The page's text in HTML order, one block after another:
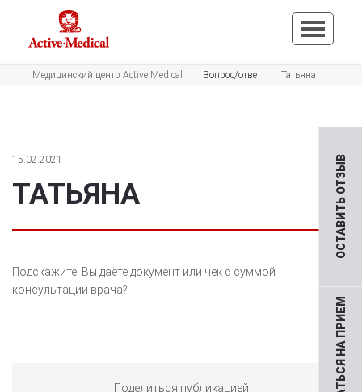
ОСТАВИТЬ ОТЗЫВ
Медицинский центр Active Medical Вопрос/ответ Татьяна
15.02.2021
ТАТЬЯНА
Подскажите, Вы даёте документ или чек с суммой
консультации врача?
Поделиться публикацией